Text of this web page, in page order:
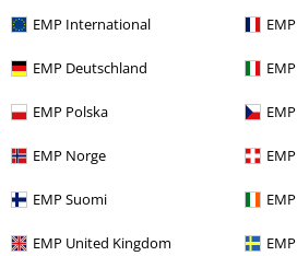
EMP International
EMP Deutschland
EMP Polska
EMP Norge
EMP Suomi
EMP United Kingdom
jetzt anmeldest!Mehr Infos
Ich bin damit einverstanden, den EMP-
ein, dass die E.M.P. Merchandising
regelmäßig über ihr Angebot zu informieren.
derDatenschutzerklärung
. Ich kann meine